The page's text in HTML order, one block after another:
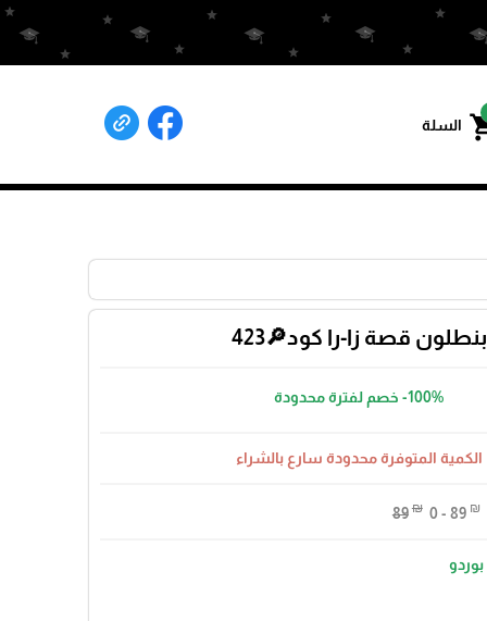
السلة
بنطلون قصة زا-را كود🔎423
-100%خصم لفترة محدودة
الكمية المتوفرة محدودة سارع بالشراء
89 ₪ 0 - 89 ₪
بوردو